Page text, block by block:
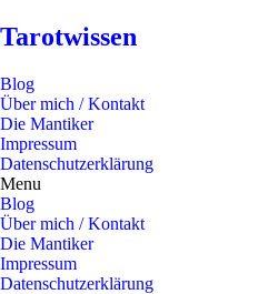
Tarotwissen
Blog
Über mich / Kontakt
Die Mantiker
Impressum
Datenschutzerklärung
Menu
Blog
Über mich / Kontakt
Die Mantiker
Impressum
Datenschutzerklärung